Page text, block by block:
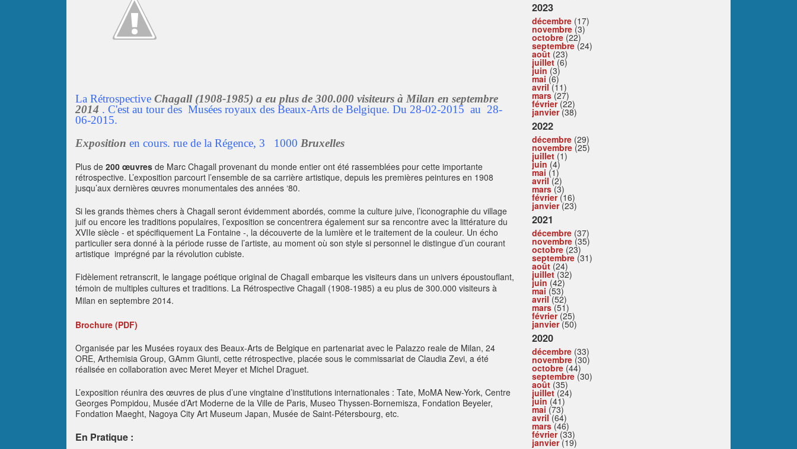
La Rétrospective Chagall (1908-1985) a eu plus de 300.000 visiteurs à Milan en septembre
2014 . C'est au tour des Musées royaux des Beaux-Arts de Belgique. Du 28-02-2015 au 28-
06-2015.
Exposition en cours. rue de la Régence, 3 1000 Bruxelles
Plus de 200 œuvres de Marc Chagall provenant du monde entier ont été rassemblées pour cette importante
rétrospective. L’exposition parcourt l’ensemble de sa carrière artistique, depuis les premières peintures en 1908
jusqu’aux dernières œuvres monumentales des années ‘80.
Si les grands thèmes chers à Chagall seront évidemment abordés, comme la culture juive, l’iconographie du village
juif ou encore les traditions populaires, l’exposition se concentrera également sur sa rencontre avec la littérature du
XVIIe siècle - et spécifiquement La Fontaine -, la découverte de la lumière et le traitement de la couleur. Un écho
particulier sera donné à la période russe de l’artiste, au moment où son style si personnel le distingue d’un courant
artistique imprégné par la révolution cubiste.
Fidèlement retranscrit, le langage poétique original de Chagall embarque les visiteurs dans un univers époustouflant,
témoin de multiples cultures et traditions. La Rétrospective Chagall (1908-1985) a eu plus de 300.000 visiteurs à
Milan en septembre 2014.
Brochure (PDF)
Organisée par les Musées royaux des Beaux-Arts de Belgique en partenariat avec le Palazzo reale de Milan, 24
ORE, Arthemisia Group, GAmm Giunti, cette rétrospective, placée sous le commissariat de Claudia Zevi, a été
réalisée en collaboration avec Meret Meyer et Michel Draguet.
L’exposition réunira des œuvres de plus d’une vingtaine d’institutions internationales : Tate, MoMA New-York, Centre
Georges Pompidou, Musée d’Art Moderne de la Ville de Paris, Museo Thyssen-Bornemisza, Fondation Beyeler,
Fondation Maeght, Nagoya City Art Museum Japan, Musée de Saint-Pétersbourg, etc.
En Pratique :
2023
décembre (17)
novembre (3)
octobre (22)
septembre (24)
août (23)
juillet(6)
juin (3)
mai (6)
avril(11)
mars(27)
février(22)
janvier(38)
2022
décembre (29)
novembre (25)
juillet (1)
juin (4)
mai (1)
avril(2)
mars(3)
février(16)
janvier(23)
2021
décembre (37)
novembre (35)
octobre (23)
septembre (31)
août (24)
juillet(32)
juin (42)
mai (53)
avril(52)
mars(51)
février(25)
janvier(50)
2020
décembre (33)
novembre (30)
octobre (44)
septembre (30)
août (35)
juillet(24)
juin (41)
mai (73)
avril(64)
mars(46)
février(33)
janvier(19)